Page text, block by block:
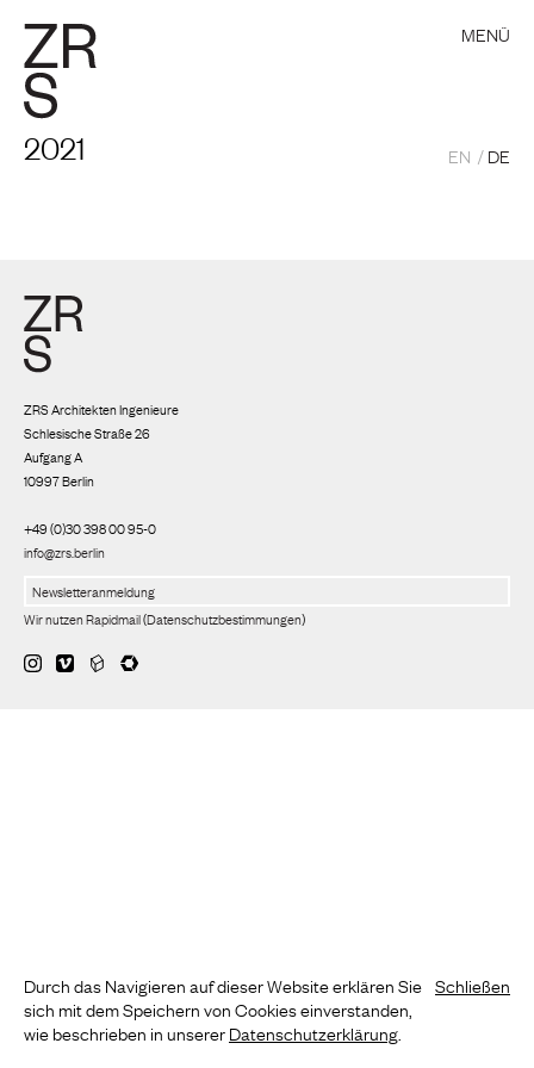
2021
MENÜ
EN DE
ZRS Architekten Ingenieure
Schlesische Straße 26
Aufgang A
10997 Berlin
+49 (0)30 398 00 95-0
info@zrs.berlin
Wir nutzen Rapidmail(Datenschutzbestimmungen)
Durch das Navigieren auf dieser Website erklären Sie
sich mit dem Speichern von Cookies einverstanden,
wie beschrieben in unsererDatenschutzerklärung
Schließen